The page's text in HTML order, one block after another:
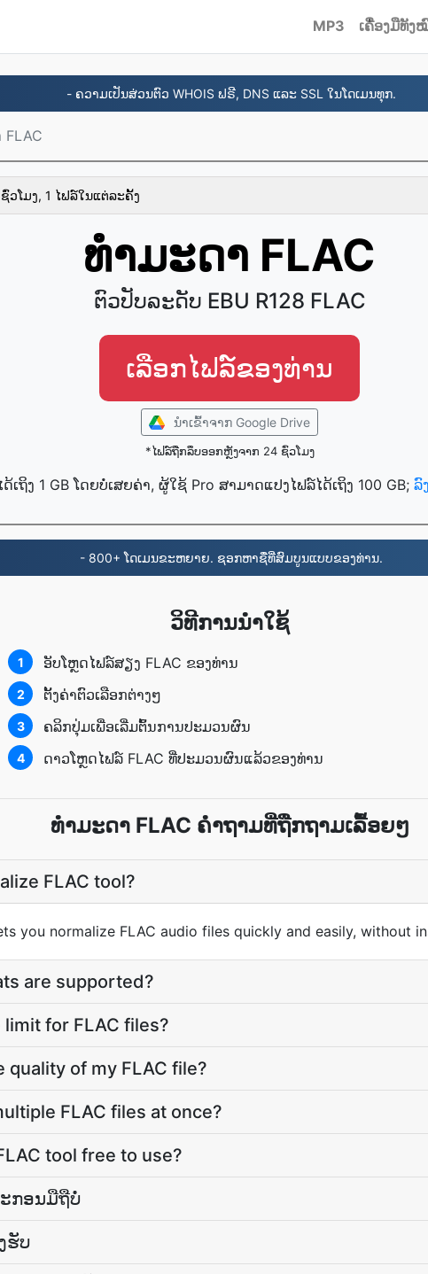
MP3 ເຄື່ອງມື​ທັງ
- ຄວາມເປັນສ່ວນຕົວ WHOIS ຟຣີ, DNS ແລະ SSL ໃນໂດເມນທຸກ.
ວໂມງ, 1 ໄຟລ໌ໃນແຕ່ລະຄັ້ງ
ທໍາມະດາ FLAC
ຕົວປັບລະດັບ EBU R128 FLAC
ເລືອກໄຟລ໌ຂອງທ່ານ
ນໍາເຂົ້າ​ຈາກ Google Drive
*ໄຟລ໌ຖືກລຶບອອກຫຼັງຈາກ 24 ຊົ່ວໂມງ
ເຖິງ 1 GB ໂດຍບໍ່ເສຍຄ່າ, ຜູ້ໃຊ້ Pro ສາມາດແປງໄຟລ໌ໄດ້ເຖິງ 100 GB; ລົ
- 800+ ໂດເມນຂະຫຍາຍ. ຊອກຫາຊື່ທີ່ສົມບູນແບບຂອງທ່ານ.
ວິທີການນໍາໃຊ້
1 ອັບໂຫຼດໄຟລ໌ສຽງ FLAC ຂອງທ່ານ
2 ຕັ້ງຄ່າຕົວເລືອກຕ່າງໆ
3 ຄລິກປຸ່ມເພື່ອເລີ່ມຕົ້ນການປະມວນຜົນ
4 ດາວໂຫຼດໄຟລ໌ FLAC ທີ່ປະມວນຜົນແລ້ວຂອງທ່ານ
ທໍາມະດາ FLAC ຄຳຖາມທີ່ຖືກຖາມເລື້ອຍໆ
FLAC tool?
you normalize FLAC audio files quickly and easily, without
are supported?
for FLAC files?
of my FLAC file?
FLAC files at once?
tool free to use?
ກອນມືຖືບໍ່
ຮັບ